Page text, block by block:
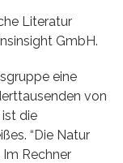
Literatur
GmbH.
eine
von
die
“Die Natur
Rechner